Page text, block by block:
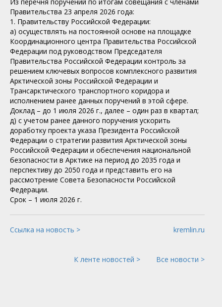
Правительства 23 апреля 2026 года:
1. Правительству Российской Федерации:
а) осуществлять на постоянной основе на площадке
Координационного центра Правительства Российской
Федерации под руководством Председателя
Правительства Российской Федерации контроль за
решением ключевых вопросов комплексного развития
Арктической зоны Российской Федерации и
Трансарктического транспортного коридора и
исполнением ранее данных поручений в этой сфере.
Доклад – до 1 июля 2026 г., далее – один раз в квартал;
д) с учетом ранее данного поручения ускорить
доработку проекта указа Президента Российской
Федерации о стратегии развития Арктической зоны
Российской Федерации и обеспечения национальной
безопасности в Арктике на период до 2035 года и
перспективу до 2050 года и представить его на
рассмотрение Совета Безопасности Российской
Федерации.
Срок – 1 июля 2026 г.
Ссылка на новость > kremlin.ru
К ленте новостей > Все новости >